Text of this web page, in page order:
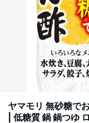
ヤマモリ 無砂糖で
| 低糖質 鍋 鍋つゆ